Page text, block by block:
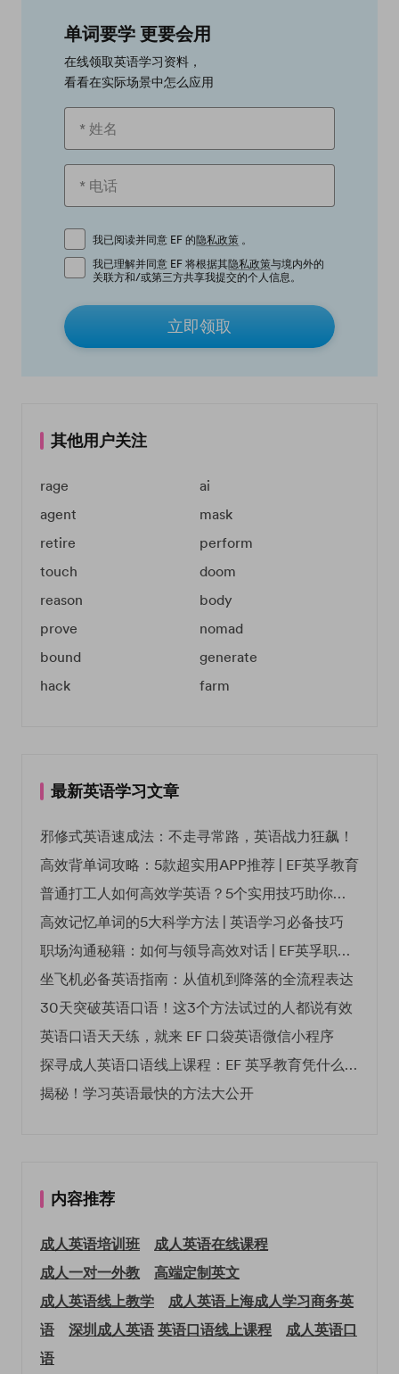
单词要学 更要会用
在线领取英语学习资料，
看看在实际场景中怎么应用
我已阅读并同意 EF 的隐私政策 。
我已理解并同意 EF 将根据其隐私政策与境内外的
关联方和/或第三方共享我提交的个人信息。
立即领取
其他用户关注
rage
ai
agent
mask
retire
perform
touch
doom
reason
body
prove
nomad
bound
generate
hack
farm
最新英语学习文章
邪修式英语速成法：不走寻常路，英语战力狂飙！
高效背单词攻略：5款超实用APP推荐 | EF英孚教育
普通打工人如何高效学英语？5个实用技巧助你突破职场瓶颈
高效记忆单词的5大科学方法 | 英语学习必备技巧
职场沟通秘籍：如何与领导高效对话 | EF英孚职场指南
坐飞机必备英语指南：从值机到降落的全流程表达
30天突破英语口语！这3个方法试过的人都说有效
英语口语天天练，就来 EF 口袋英语微信小程序
探寻成人英语口语线上课程：EF 英孚教育凭什么领航
揭秘！学习英语最快的方法大公开
内容推荐
成人英语培训班
成人英语在线课程
成人一对一外教
高端定制英文
成人英语线上教学
成人英语上海成人学习商务英
语
深圳成人英语英语口语线上课程
成人英语口
语